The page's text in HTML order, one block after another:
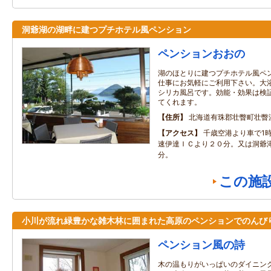
洞爺湖の湖畔に建つプチホテル風ペンション
ペンションおおの
湖のほとりに建つプチホテル風ペ
仕事にお気軽にご利用下さい。大
シリカ風呂です。効能・効果は検
てくれます。
住所
北海道有珠郡壮瞥町壮瞥
アクセス
千歳空港より車で1
速伊達ＩＣより２０分。又は洞爺
分。
この施
小川が流れ緑豊かな雑木林に囲まれた高原のペンションでのんび
ペンション風の詩
木の温もりがいっぱいのダイニン